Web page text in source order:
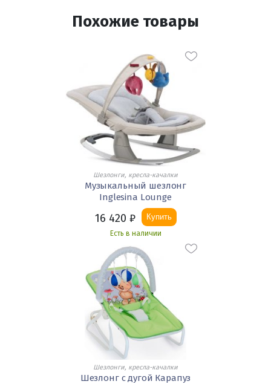
Похожие товары
Шезлонги, кресла-качалки
Музыкальный шезлонг
Inglesina Lounge
16 420 ₽ Купить
Есть в наличии
Шезлонги, кресла-качалки
Шезлонг с дугой Карапуз